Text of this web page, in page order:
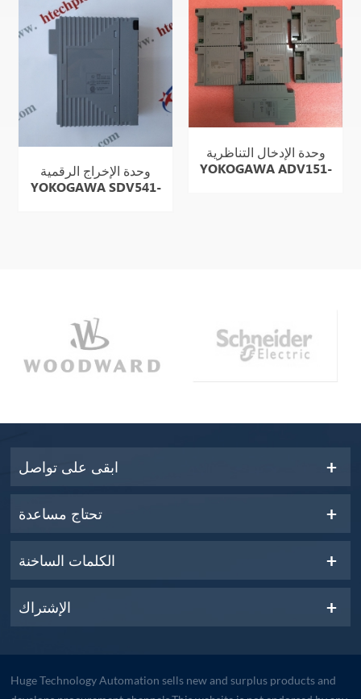
وحدة الإخراج الرقمية
YOKOGAWA SDV541-
وحدة الإدخال التناظرية
YOKOGAWA ADV151-
ابقى على تواصل
تحتاج مساعدة
الكلمات الساخنة
الإشتراك
Huge Technology Automation sells new and surplus products and